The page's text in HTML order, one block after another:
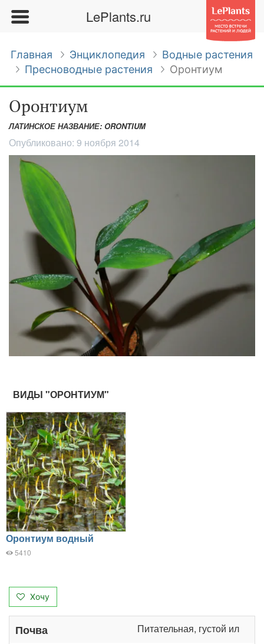
LePlants.ru
Главная Энциклопедия
Водные растения
Пресноводные растения
Оронтиум
Оронтиум
ЛАТИНСКОЕ НАЗВАНИЕ: ORONTIUM
Опубликовано: 9 ноября 2014
ВИДЫ "ОРОНТИУМ"
Оронтиум водный
5410
Хочу
Почва Питательная, густой ил